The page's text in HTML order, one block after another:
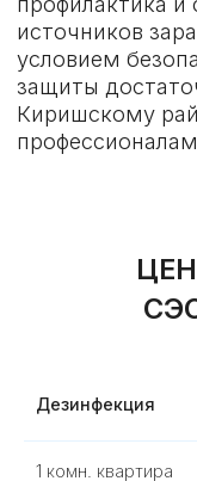
Дезинфекция
1 комн. квартира